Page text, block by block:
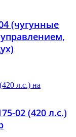
(чугунные
02 (420 л.с.)